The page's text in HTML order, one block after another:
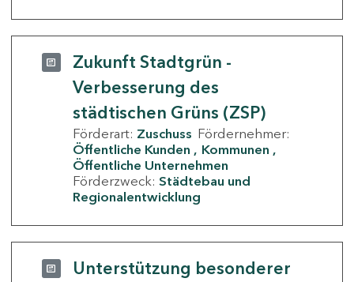
Zukunft Stadtgrün -
Verbesserung des
städtischen Grüns (ZSP)
Förderart: Zuschuss Fördernehmer:
Öffentliche Kunden
Kommunen
Öffentliche Unternehmen
Förderzweck: Städtebau und
Regionalentwicklung
Unterstützung besonderer